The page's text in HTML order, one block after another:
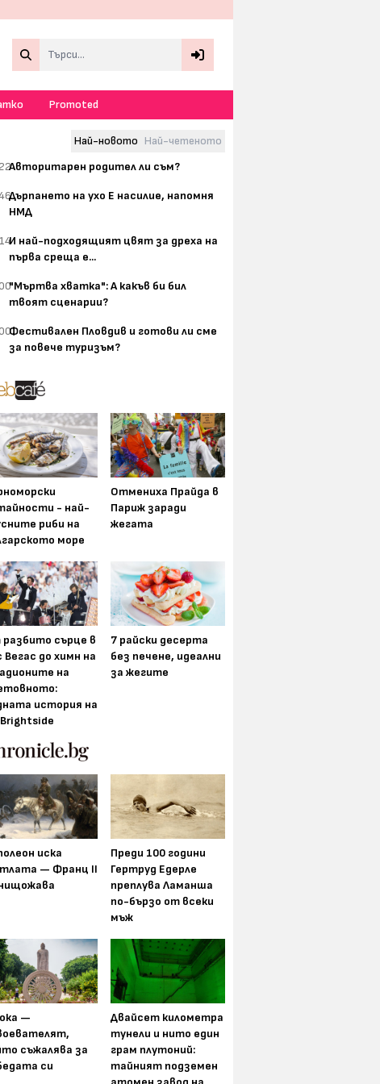
Promoted
Най-новото Най-четеното
Авторитарен родител ли съм?
Дърпането на ухо Е насилие, напомня
НМД
И най-подходящият цвят за дреха на
първа среща е...
"Мъртва хватка": А какъв би бил
твоят сценарии?
Фестивален Пловдив и готови ли сме
за повече туризъм?
- най-
риби на
море
Отмениха Прайда в
Париж заради
жегата
сърце в
Вегас до химн на
на
история на
Brightside
7 райски десерта
без печене, идеални
за жегите
иска
— Франц II
Преди 100 години
Гертруд Едерле
преплува Ламанша
по-бързо от всеки
мъж
—
съжалява за
си
Двайсет километра
тунели и нито един
грам плутоний:
тайният подземен